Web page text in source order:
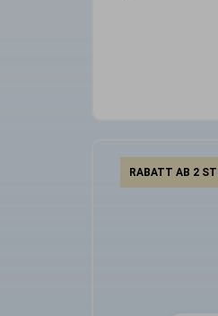
RABATT AB 2